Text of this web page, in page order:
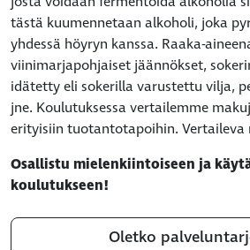
tästä kuumennetaan alkoholi, joka
yhdessä höyryn kanssa. Raaka-
viinimarjapohjaiset jäännökset,
idätetty eli sokerilla varustettu vilja,
jne. Koulutuksessa vertailemme
erityisiin tuotantotapoihin. Vertaileva
Osallistu mielenkiintoiseen ja
koulutukseen!
Oletko